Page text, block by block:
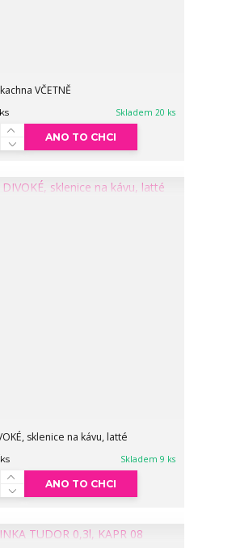
VČETNĚ
ks Skladem 20 ks
ANO TO CHCI
sklenice na kávu, latté
ks Skladem 9 ks
ANO TO CHCI